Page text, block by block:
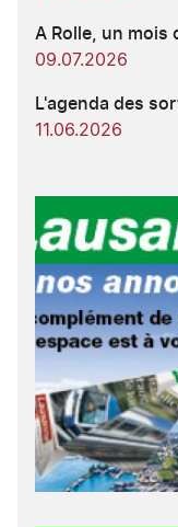
A Rolle, un mois
09.07.2026
L'agenda des
11.06.2026